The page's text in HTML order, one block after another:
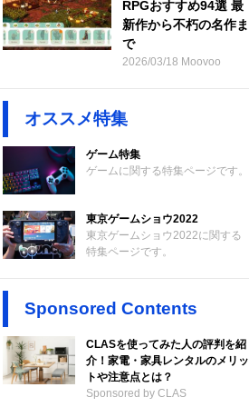
RPGおすすめ94選 最
新作から不朽の名作ま
で
2026/03/18 Moovoo
オススメ特集
ゲーム特集
ゲームに関する特集ページです。
東京ゲームショウ2022
東京ゲームショウ2022に関する
特集ページです。
Sponsored Contents
CLASを使ってみた人の評判を紹
介！家電・家具レンタルのメリッ
トや注意点とは？
Sponsored by CLAS